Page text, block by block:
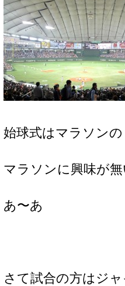
始球式はマラソン
マラソンに興味が
あ〜あ
さて試合の方はジ